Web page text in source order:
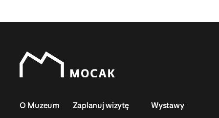
O Muzeum Zaplanuj wizytę Wystawy